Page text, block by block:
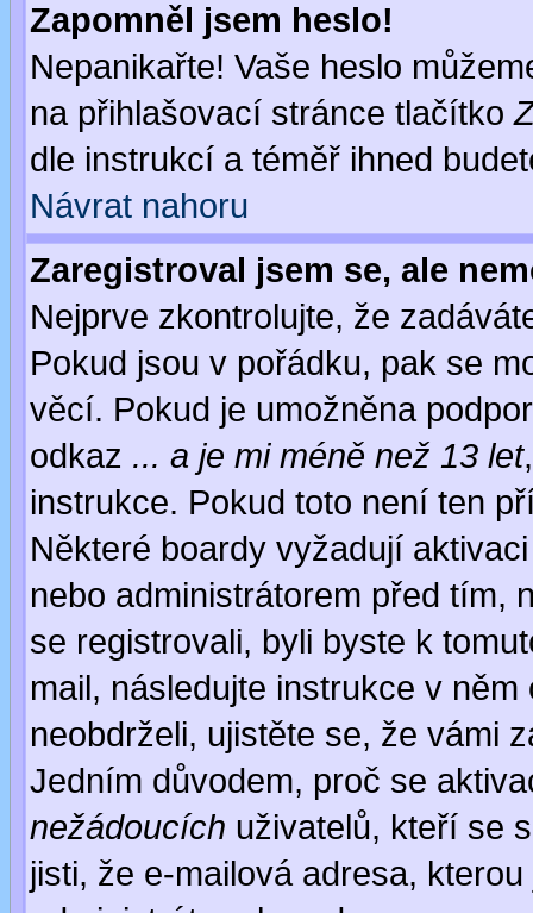
Zapomněl jsem heslo!
Nepanikařte! Vaše heslo
na přihlašovací stránce tlačítko
dle instrukcí a téměř ihned
Návrat nahoru
Zaregistroval jsem se, ale
Nejprve zkontrolujte, že
Pokud jsou v pořádku, pak se
věcí. Pokud je umožněna
odkaz ... a je mi méně než 13 let
instrukce. Pokud toto není ten
Některé boardy vyžadují
nebo administrátorem před tím,
se registrovali, byli byste k
mail, následujte instrukce v
neobdrželi, ujistěte se, že vámi
Jedním důvodem, proč se
nežádoucích uživatelů, kteří se
jisti, že e-mailová adresa,